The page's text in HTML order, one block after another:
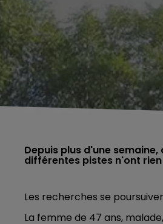
Depuis plus d'une
différentes pistes n'ont
Les recherches se
La femme de 47 ans, malade,